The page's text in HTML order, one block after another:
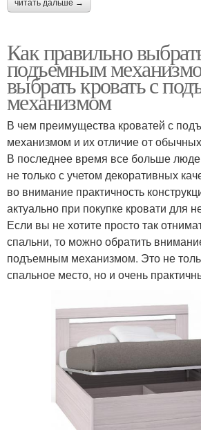
читать дальше →
Как правильно
подъемным
выбрать кровать с
механизмом
В чем преимущества кроватей с
механизмом и их отличие от обычных
В последнее время все больше
не только с учетом декоративных
во внимание практичность
актуально при покупке кровати для
Если вы не хотите просто так
спальни, то можно обратить
подъемным механизмом. Это не
спальное место, но и очень